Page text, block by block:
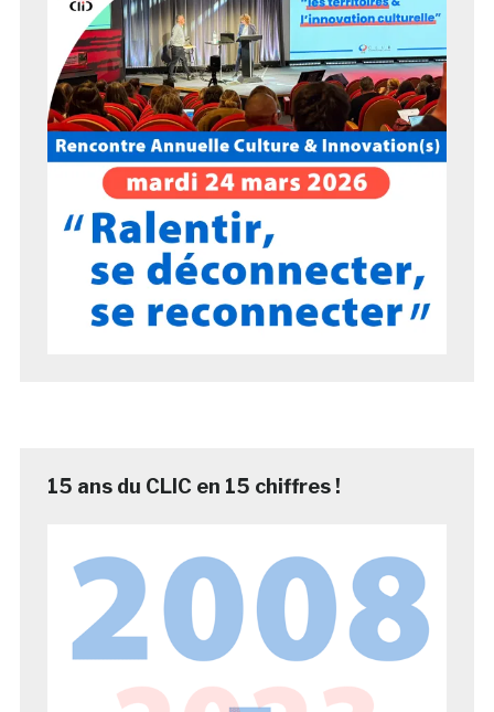
15 ans du CLIC en 15 chiffres !